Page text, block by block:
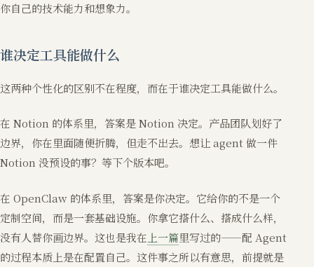
你自己的技术能力和想象力。
谁决定工具能做什么
这两种个性化的区别不在程度，而在于谁决定工具能做什么。
在 Notion 的体系里，答案是 Notion 决定。产品团队划好了
边界，你在里面随便折腾，但走不出去。想让 agent 做一件
Notion 没预设的事？等下个版本吧。
在 OpenClaw 的体系里，答案是你决定。它给你的不是一个
定制空间，而是一套基础设施。你拿它搭什么、搭成什么样，
没有人替你画边界。这也是我在 上一篇里写过的——配 Agent
的过程本质上是在配置自己。这件事之所以有意思，前提就是